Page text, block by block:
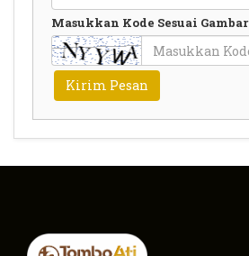
Masukkan Kode Sesuai Gambar